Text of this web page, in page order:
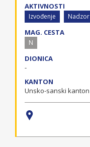
AKTIVNOSTI
Izvođenje Nadzor
MAG. CESTA
N
DIONICA
-
KANTON
Unsko-sanski kanton